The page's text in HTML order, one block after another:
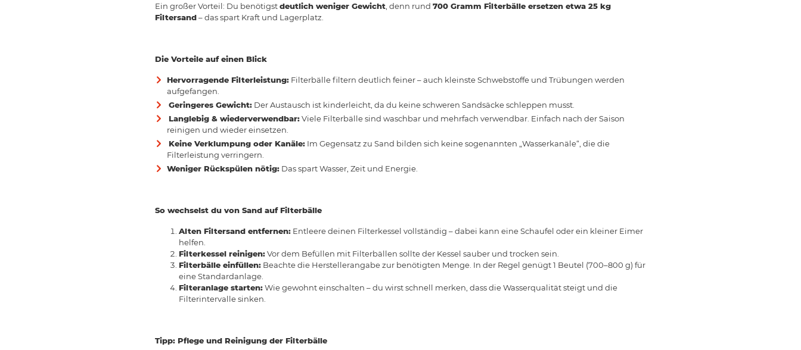
Ein großer Vorteil: Du benötigstdeutlich weniger Gewicht, denn rund 700 Gramm Filterbälle ersetzen etwa 25 kg
Filtersand– das spart Kraft und Lagerplatz.
Die Vorteile auf einen Blick
Hervorragende Filterleistung:Filterbälle filtern deutlich feiner – auch kleinste Schwebstoffe und Trübungen werden
aufgefangen.
Geringeres Gewicht:Der Austausch ist kinderleicht, da du keine schweren Sandsäcke schleppen musst.
Langlebig & wiederverwendbar:Viele Filterbälle sind waschbar und mehrfach verwendbar. Einfach nach der Saison
reinigen und wieder einsetzen.
Keine Verklumpung oder Kanäle:Im Gegensatz zu Sand bilden sich keine sogenannten „Wasserkanäle“, die die
Filterleistung verringern.
Weniger Rückspülen nötig:Das spart Wasser, Zeit und Energie.
So wechselst du von Sand auf Filterbälle
Alten Filtersand entfernen:Entleere deinen Filterkessel vollständig – dabei kann eine Schaufel oder ein kleiner Eimer
helfen.
Filterkessel reinigen:Vor dem Befüllen mit Filterbällen sollte der Kessel sauber und trocken sein.
Filterbälle einfüllen:Beachte die Herstellerangabe zur benötigten Menge. In der Regel genügt 1 Beutel (700–800 g) für
eine Standardanlage.
Filteranlage starten:Wie gewohnt einschalten – du wirst schnell merken, dass die Wasserqualität steigt und die
Filterintervalle sinken.
Tipp: Pflege und Reinigung der Filterbälle